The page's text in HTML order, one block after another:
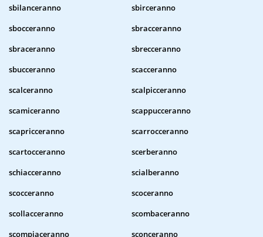
sbilanceranno
sbirceranno
sbocceranno
sbracceranno
sbraceranno
sbrecceranno
sbucceranno
scacceranno
scalceranno
scalpicceranno
scamiceranno
scappucceranno
scapricceranno
scarrocceranno
scartocceranno
scerberanno
schiacceranno
scialberanno
scocceranno
scoceranno
scollacceranno
scombaceranno
scompiaceranno
sconceranno